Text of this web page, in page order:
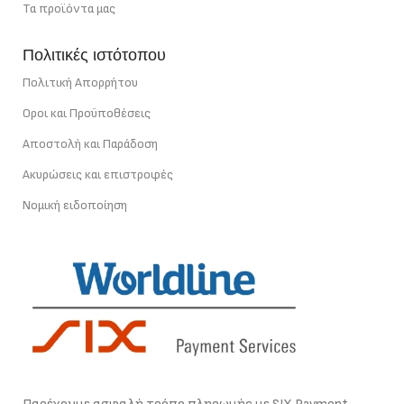
Τα προϊόντα μας
Πολιτικές ιστότοπου
Πολιτική Απορρήτου
Οροι και Προϋποθέσεις
Αποστολή και Παράδοση
Ακυρώσεις και επιστροφές
Νομική ειδοποίηση